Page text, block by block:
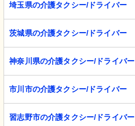
埼玉県の介護タクシー/ドライバー
茨城県の介護タクシー/ドライバー
神奈川県の介護タクシー/ドライバー
市川市の介護タクシー/ドライバー
習志野市の介護タクシー/ドライバー